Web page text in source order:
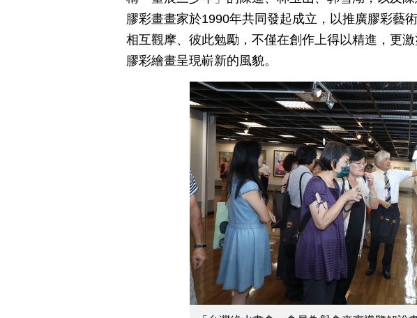
膠彩畫畫家於1990年共同發起成立，以推廣膠彩藝
相互觀摩、彼此勉勵，不僅在創作上得以精進，更
膠彩繪畫呈現嶄新的風貌。